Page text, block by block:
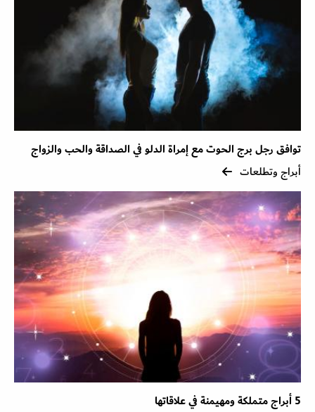
توافق رجل برج الحوت مع إمراة الدلو في الصداقة والحب والزواج
أبراج وتطلعات
5 أبراج متملكة ومهيمنة في علاقاتها